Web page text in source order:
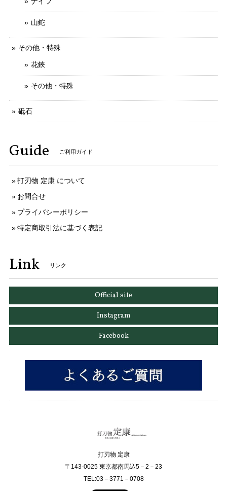
山鉈
その他・特殊
花鋏
その他・特殊
砥石
Guide ご利用ガイド
打刃物 定康 について
お問合せ
プライバシーポリシー
特定商取引法に基づく表記
Link リンク
Official site
Instagram
Facebook
打刃物 定康
〒143-0025 東京都南馬込5－2－23
TEL:03－3771－0708